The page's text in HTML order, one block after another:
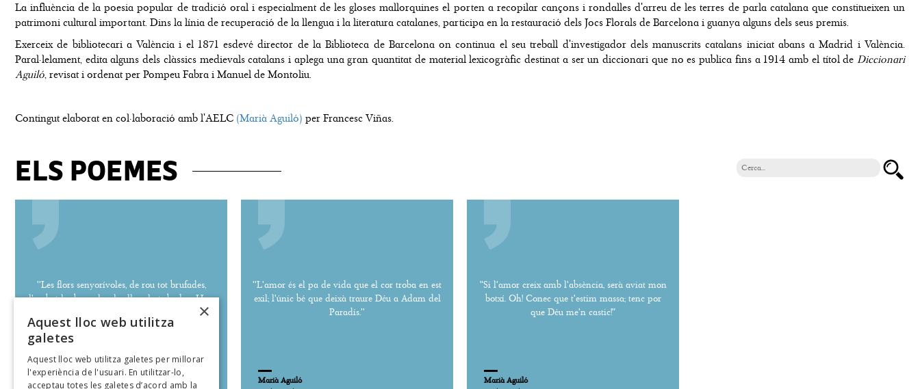
La influència de la poesia popular de tradició oral i especialment de les gloses mallorquines el porten a recopilar cançons i rondalles d'arreu de les terres de parla catalana que constitueixen un
patrimoni cultural important. Dins la línia de recuperació de la llengua i la literatura catalanes, participa en la restauració dels Jocs Florals de Barcelona i guanya alguns dels seus premis.
Exerceix de bibliotecari a València i el 1871 esdevé director de la Biblioteca de Barcelona on continua el seu treball d'investigador dels manuscrits catalans iniciat abans a Madrid i València.
Paral·lelament, edita alguns dels clàssics medievals catalans i aplega una gran quantitat de material lexicogràfic destinat a ser un diccionari que no es publica fins a 1914 amb el títol de Diccionari
Aguiló, revisat i ordenat per Pompeu Fabra i Manuel de Montoliu.
Contingut elaborat en col·laboració amb l'AELC (Marià Aguiló) per Francesc Viñas.
ELS POEMES
''Les flors senyorívoles, de rou tot brufades,
l'embat les bressola, els ulls xalests baden. Han
Marià Aguiló
''L'amor és el pa de vida que el cor troba en est
exil; l'únic bé que deixà traure Déu a Adam del
Paradís.''
Marià Aguiló
"Si l'amor creix amb l'absència, serà aviat mon
botxí. Oh! Conec que t'estim massa; tenc por
que Déu me'n castic!"
Marià Aguiló
×
Aquest lloc web utilitza
galetes
Aquest lloc web utilitza galetes per millorar
l'experiència de l'usuari. En utilitzar-lo,
acceptau totes les galetes d’acord amb la